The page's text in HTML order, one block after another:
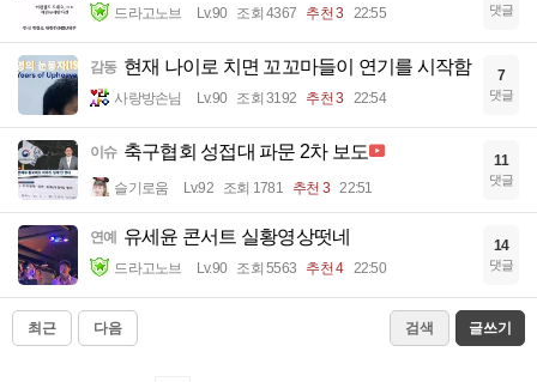
드라고노브 Lv.90 조회 4367 추천 3 22:55 댓글
감동 현재 나이로 치면 꼬꼬마들이 연기를 시작함
사랑방손님 Lv.90 조회 3192 추천 3 22:54
7
댓글
이슈 축구협회 성접대 파문 2차 보도
슬기로움 Lv.92 조회 1781 추천 3 22:51
11
댓글
연예 유세윤 콘서트 실황영상떳네
드라고노브 Lv.90 조회 5563 추천 4 22:50
14
댓글
최근 다음 검색 글쓰기